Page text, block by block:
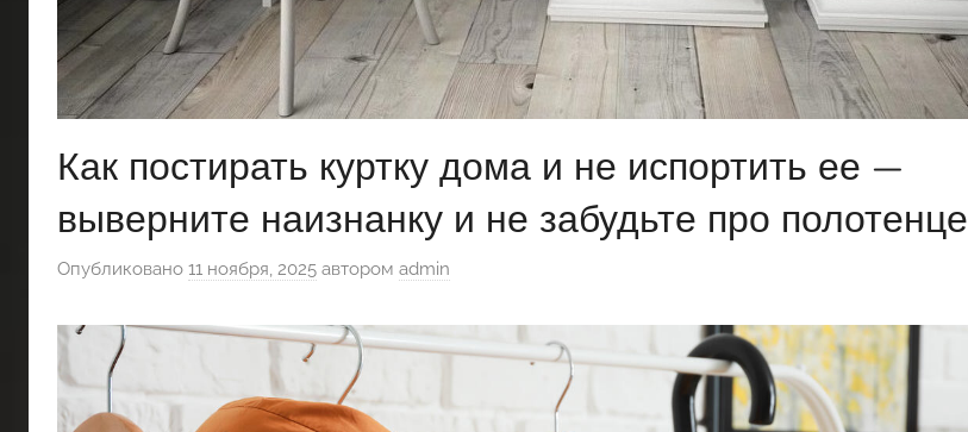
Как постирать куртку дома и не испортить ее —
выверните наизнанку и не забудьте про полотенце
Опубликовано 11 ноября, 2025 автором admin